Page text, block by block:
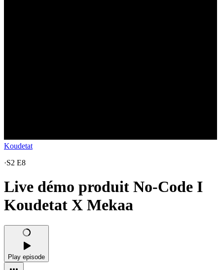
Koudetat
·S2 E8
Live démo produit No-Code I
Koudetat X Mekaa
Play episode